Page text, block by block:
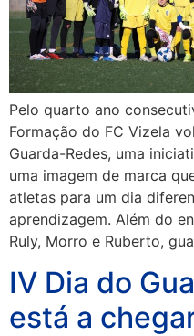
Pelo quarto ano
Formação do FC Vizela
Guarda-Redes, uma
uma imagem de marca
atletas para um dia
aprendizagem. Além do
Ruly, Morro e Ruberto,
IV Dia do
está a